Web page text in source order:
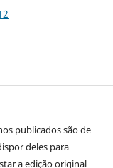
publicados são de
deles para
a edição original